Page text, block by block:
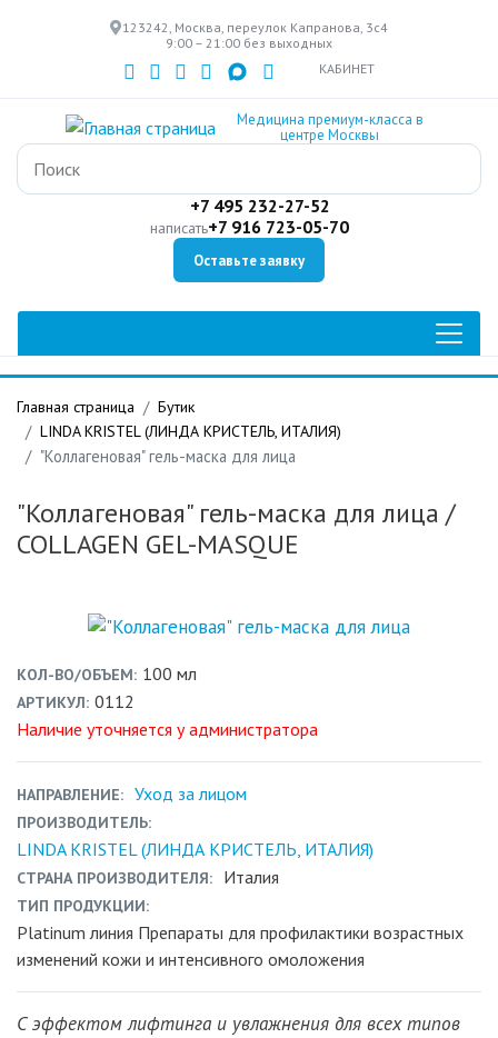
к
основному
содержанию
123242, Москва, переулок Капранова, 3с4
9:00 – 21:00 без выходных
КАБИНЕТ
Медицина премиум-класса в
центре Москвы
+7 495 232-27-52
написать+7 916 723-05-70
Оставьте заявку
Главная страница
Бутик
LINDA KRISTEL (ЛИНДА КРИСТЕЛЬ, ИТАЛИЯ)
"Коллагеновая" гель-маска для лица
"Коллагеновая" гель-маска для лица /
COLLAGEN GEL-MASQUE
КОЛ-ВО/ОБЪЕМ 100 мл
АРТИКУЛ 0112
Наличие уточняется у администратора
НАПРАВЛЕНИЕ Уход за лицом
ПРОИЗВОДИТЕЛЬ
LINDA KRISTEL (ЛИНДА КРИСТЕЛЬ, ИТАЛИЯ)
СТРАНА ПРОИЗВОДИТЕЛЯ Италия
ТИП ПРОДУКЦИИ
Platinum линия Препараты для профилактики возрастных
изменений кожи и интенсивного омоложения
С эффектом лифтинга и увлажнения для всех типов